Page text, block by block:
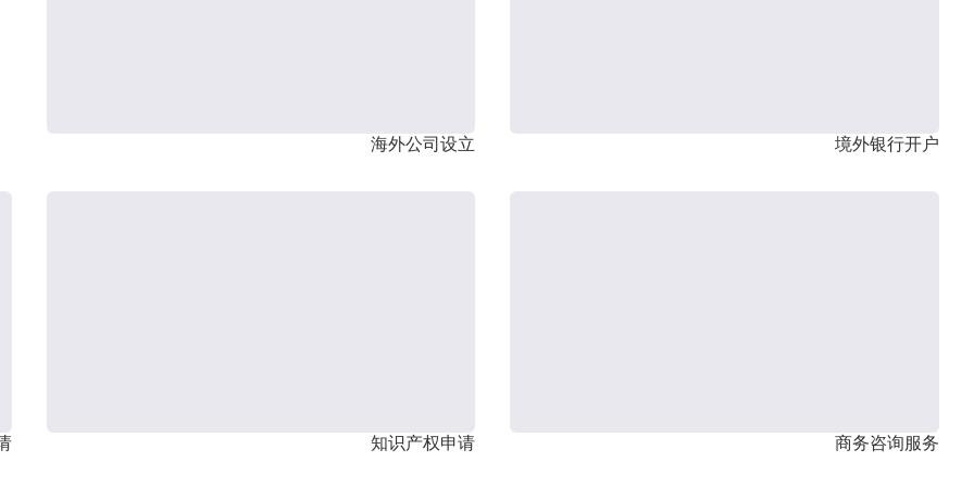
海外公司设立 境外银行开户
知识产权申请 商务咨询服务